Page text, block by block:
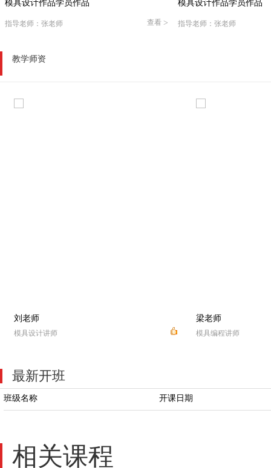
>
模具设计学员作品
查看>
指导老师：倪老师
模具设计学员
指导老师：倪老师
教学师资
张老师
模具设计讲师
倪老师
模具设计讲师
最新开班
班级名称 开课日期
相关课程